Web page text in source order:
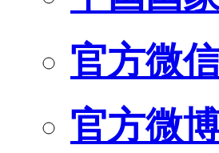
官方微
官方微